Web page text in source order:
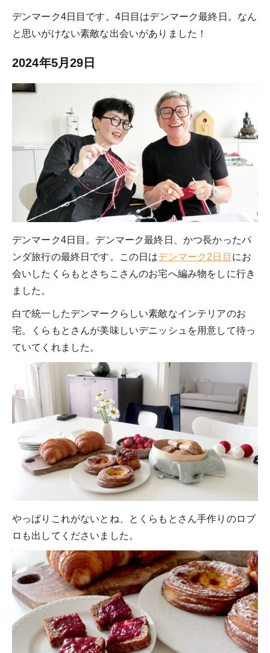
デンマーク4日目です。4日目はデンマーク最終日。なん
と思いがけない素敵な出会いがありました！
2024年5月29日
デンマーク4日目。デンマーク最終日、かつ長かったパ
ンダ旅行の最終日です。この日はデンマーク2日目 にお
会いしたくらもとさちこさんのお宅へ編み物をしに行き
ました。
白で統一したデンマークらしい素敵なインテリアのお
宅。くらもとさんが美味しいデニッシュを用意して待っ
ていてくれました。
やっぱりこれがないとね、とくらもとさん手作りのロブ
ロも出してくださいました。